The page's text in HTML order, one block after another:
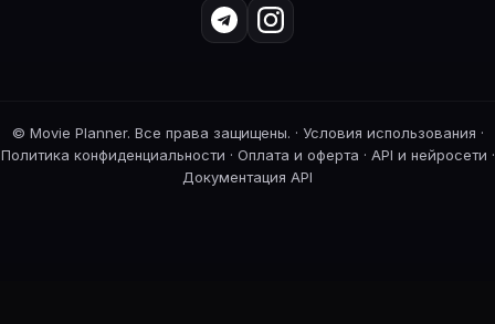
© Movie Planner. Все права защищены. · Условия использования ·
Политика конфиденциальности · Оплата и оферта · API и нейросети ·
Документация API